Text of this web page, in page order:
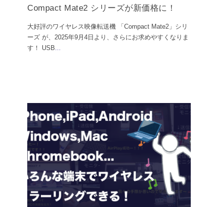
Compact Mate2 シリーズが新価格に！
大好評のワイヤレス映像転送機 「Compact Mate2」シリ
ーズ が、2025年9月4日より、さらにお求めやすくなりま
す！ USB...